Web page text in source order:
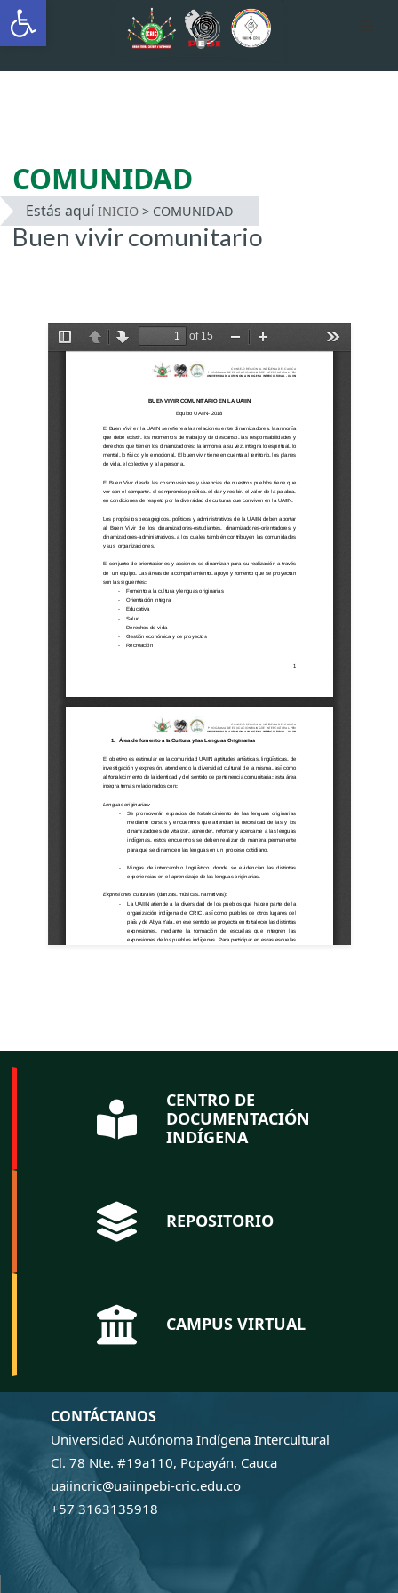
Saltar
al
INTERCULTURAL
COMUNIDAD
Estás aquí INICIO> COMUNIDAD
Buen vivir comunitario
CENTRO DE
DOCUMENTACIÓN
INDÍGENA
REPOSITORIO
CAMPUS VIRTUAL
CONTÁCTANOS
Universidad Autónoma Indígena Intercultural
Cl. 78 Nte. #19a110, Popayán, Cauca
uaiincric@uaiinpebi-cric.edu.co
+57 3163135918